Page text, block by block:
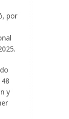
por
y